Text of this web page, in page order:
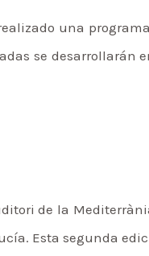
una
se desarrollarán
de la
Esta segunda